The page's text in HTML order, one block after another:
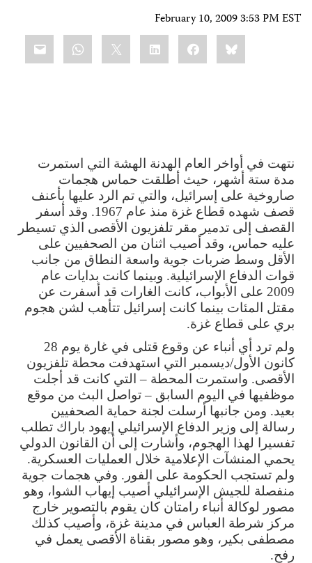
February 10, 2009 3:53 PM EST
Bluesky
Facebook
LinkedIn
نتهت في أواخر العام الهدنة الهشة التي استمرت
مدة ستة أشهر، حيث أطلقت حماس هجمات
صاروخية على إسرائيل، والتي تم الرد عليها بأعنف
قصف شهده قطاع غزة منذ عام 1967. وقد أسفر
القصف إلى تدمير مقر تلفزيون الأقصى الذي تسيطر
عليه حماس، وقد أصيب اثنان من الصحفيين على
الأقل وسط ضربات جوية واسعة النطاق من جانب
قوات الدفاع الإسرائيلية. وبينما كانت بدايات عام
2009 على الأبواب، كانت الغارات قد أسفرت عن
مقتل المئات بينما كانت إسرائيل تتأهب لشن هجوم
بري على قطاع غزة.
ولم ترد أي أنباء عن وقوع قتلى في غارة يوم 28
كانون الأول/ديسمبر التي استهدفت محطة تلفزيون
الأقصى. واستمرت المحطة – التي كانت قد أجلت
موظفيها في اليوم السابق – تواصل البث من موقع
بعيد. ومن جانبها أرسلت لجنة حماية الصحفيين
رسالة إلى وزير الدفاع الإسرائيلي إيهود باراك تطلب
تفسيرا لهذا الهجوم، وأشارت إلى أن القانون الدولي
يحمي المنشآت الإعلامية خلال العمليات العسكرية.
ولم تستجب الحكومة على الفور. وفي هجمات جوية
منفصلة للجيش الإسرائيلي أصيب إيهاب الشوا، وهو
مصور لوكالة أنباء رامتان كان يقوم بالتصوير خارج
مركز شرطة العباس في مدينة غزة، وأصيب كذلك
مصطفى بكير، وهو مصور بقناة الأقصى يعمل في
رفح.